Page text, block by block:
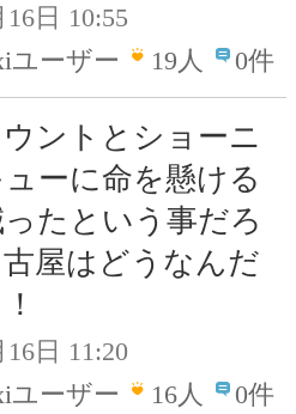
16日 10:55
ユーザー
19人 0件
ントとショーニ
ーに命を懸ける
たという事だろ
屋はどうなんだ
16日 11:20
ユーザー
16人 0件